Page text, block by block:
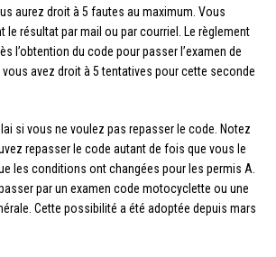
aurez droit à 5 fautes au maximum. Vous
le résultat par mail ou par courriel. Le règlement
l’obtention du code pour passer l’examen de
avez droit à 5 tentatives pour cette seconde
si vous ne voulez pas repasser le code. Notez
repasser le code autant de fois que vous le
les conditions ont changées pour les permis A.
par un examen code motocyclette ou une
Cette possibilité a été adoptée depuis mars